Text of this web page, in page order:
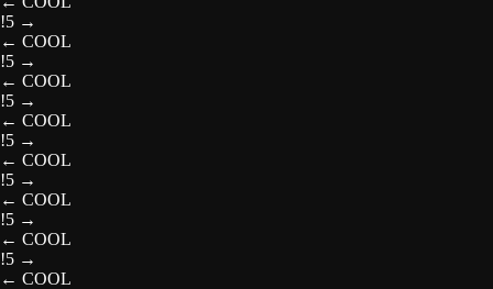
!5 →
← COOL
!5 →
← COOL
!5 →
← COOL
!5 →
← COOL
!5 →
← COOL
!5 →
← COOL
!5 →
← COOL